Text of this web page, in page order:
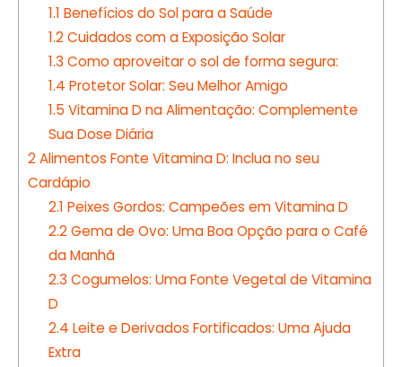
1.1 Benefícios do Sol para a Saúde
1.2Cuidados com a Exposição Solar
1.3 Como aproveitar o sol de forma segura:
1.4 Protetor Solar: Seu Melhor Amigo
1.5 Vitamina D na Alimentação: Complemente
Sua Dose Diária
2Alimentos Fonte Vitamina D: Inclua no seu
Cardápio
2.1 Peixes Gordos: Campeões em Vitamina D
2.2Gema de Ovo: Uma Boa Opção para o Café
da Manhã
2.3 Cogumelos: Uma Fonte Vegetal de Vitamina
D
2.4 Leite e Derivados Fortificados: Uma Ajuda
Extra